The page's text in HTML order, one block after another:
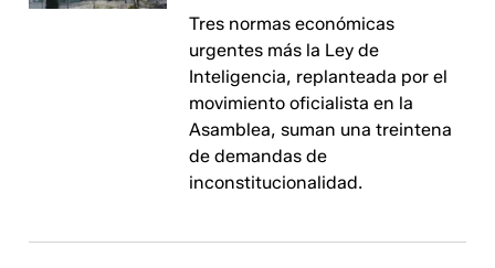
Tres normas económicas
urgentes más la Ley de
Inteligencia, replanteada por el
movimiento oficialista en la
Asamblea, suman una treintena
de demandas de
inconstitucionalidad.